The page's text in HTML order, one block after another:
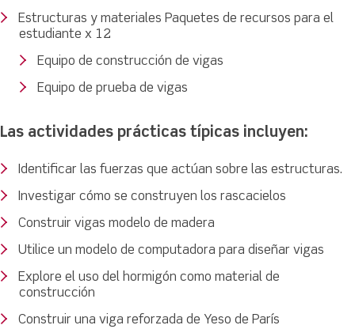
Estructuras y materiales Paquetes de recursos para el
estudiante x 12
Equipo de construcción de vigas
Equipo de prueba de vigas
Las actividades prácticas típicas incluyen:
Identificar las fuerzas que actúan sobre las estructuras.
Investigar cómo se construyen los rascacielos
Construir vigas modelo de madera
Utilice un modelo de computadora para diseñar vigas
Explore el uso del hormigón como material de
construcción
Construir una viga reforzada de Yeso de París